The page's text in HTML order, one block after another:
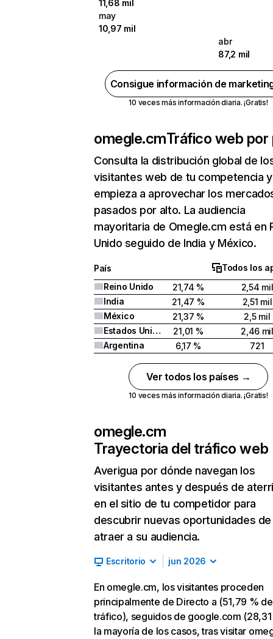
11,68 mil
may
10,97 mil
abr
87,2 mil
Consigue información de
10 veces más información diaria. ¡Gratis!
omegle.cmTráfico web por
Consulta la distribución global de
visitantes web de tu competencia y
empieza a aprovechar los
pasados por alto. La audiencia
mayoritaria de Omegle.cm está en
Unido seguido de India y México.
País
Todos los
Reino Unido
21,74 %
2,54 mil
India
21,47 %
2,51 mil
México
21,37 %
2,5 mil
Estados Unidos
21,01 %
2,46 mil
Argentina
6,17 % 721
Ver todos los países →
10 veces más información diaria. ¡Gratis!
omegle.cm
Trayectoria del tráfico web
Averigua por dónde navegan los
visitantes antes y después de
en el sitio de tu competidor para
descubrir nuevas oportunidades de
atraer a su audiencia.
Escritorio jun 2026
En omegle.cm, los visitantes proceden
principalmente de Directo a (51,79 % de
tráfico), seguidos de google.com (28,31
la mayoría de los casos, tras visitar